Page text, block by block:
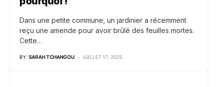
Dans une petite commune, un jardinier a récemment
reçu une amende pour avoir brûlé des feuilles mortes.
Cette…
BY SARAH TCHANGOU JUILLET 17, 2025